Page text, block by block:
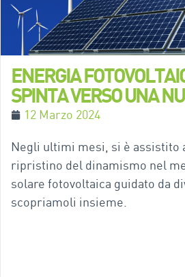
ENERGIA
SPINTA VERSO UNA
12 Marzo 2024
Negli ultimi mesi, si è assistito
ripristino del dinamismo nel
solare fotovoltaica guidato da
scopriamoli insieme.